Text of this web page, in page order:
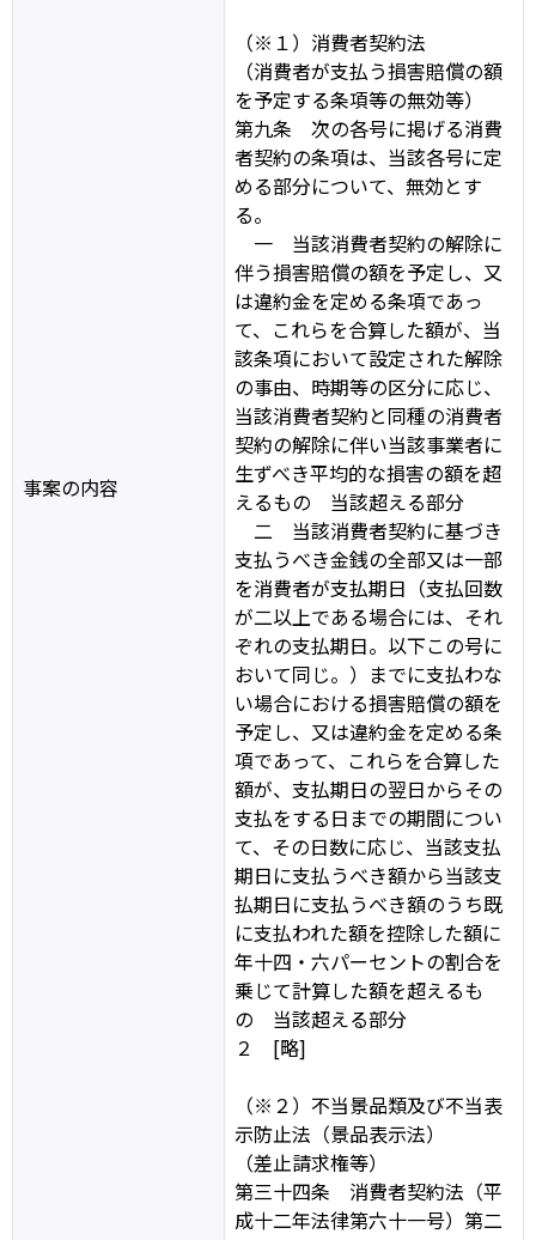
事案の内容
（※１）消費者契約法
（消費者が支払う損害賠償の額
を予定する条項等の無効等）
第九条 次の各号に掲げる消費
者契約の条項は、当該各号に定
める部分について、無効とす
る。
一 当該消費者契約の解除に
伴う損害賠償の額を予定し、又
は違約金を定める条項であっ
て、これらを合算した額が、当
該条項において設定された解除
の事由、時期等の区分に応じ、
当該消費者契約と同種の消費者
契約の解除に伴い当該事業者に
生ずべき平均的な損害の額を超
えるもの 当該超える部分
二 当該消費者契約に基づき
支払うべき金銭の全部又は一部
を消費者が支払期日（支払回数
が二以上である場合には、それ
ぞれの支払期日。以下この号に
おいて同じ。）までに支払わな
い場合における損害賠償の額を
予定し、又は違約金を定める条
項であって、これらを合算した
額が、支払期日の翌日からその
支払をする日までの期間につい
て、その日数に応じ、当該支払
期日に支払うべき額から当該支
払期日に支払うべき額のうち既
に支払われた額を控除した額に
年十四・六パーセントの割合を
乗じて計算した額を超えるも
の 当該超える部分
２ [略]
（※２）不当景品類及び不当表
示防止法（景品表示法）
（差止請求権等）
第三十四条 消費者契約法（平
成十二年法律第六十一号）第二